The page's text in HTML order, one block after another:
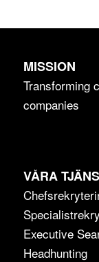
MISSION
Transforming
companies
VÅRA
Executive
Headhunting